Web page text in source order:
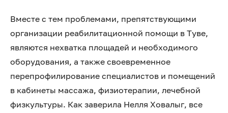
Вместе с тем проблемами, препятствующими
организации реабилитационной помощи в Туве,
являются нехватка площадей и необходимого
оборудования, а также своевременное
перепрофилирование специалистов и помещений
в кабинеты массажа, физиотерапии, лечебной
физкультуры. Как заверила Нелля Ховалыг, все